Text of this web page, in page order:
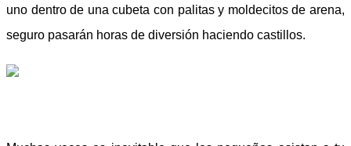
uno dentro de una cubeta con palitas y moldecitos de arena,
seguro pasarán horas de diversión haciendo castillos.